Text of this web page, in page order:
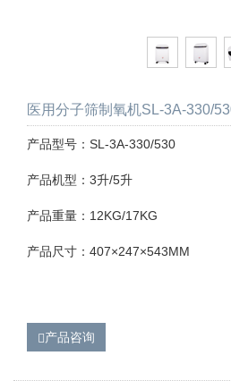
医用分子筛制氧机SL-3A-330/
产品型号：SL-3A-330/530
产品机型：3升/5升
产品重量：12KG/17KG
产品尺寸：407×247×543MM
产品咨询